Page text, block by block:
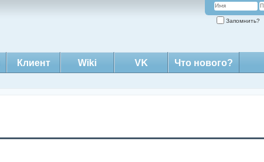
Запомнить?
Клиент Wiki VK Что нового?